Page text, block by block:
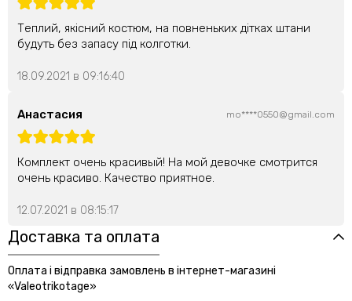
Теплий, якісний костюм, на повненьких дітках штани
будуть без запасу під колготки.
18.09.2021 в 09:16:40
Анастасия mo****0550@gmail.com
Комплект очень красивый! На мой девочке смотрится
очень красиво. Качество приятное.
12.07.2021 в 08:15:17
Доставка та оплата
Оплата і відправка замовлень в інтернет-магазині
«Valeotrikotage»